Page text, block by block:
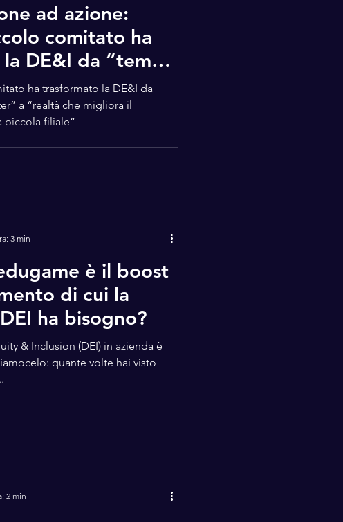
ad azione:
comitato ha
DE&I da “tema
a “realtà
benessere
nella piccola
ha trasformato la DE&I da
a “realtà che migliora il
piccola filiale”
è il boost
di cui la
ha bisogno?
(DEI) in azienda è
quante volte hai visto
3 min
2 min